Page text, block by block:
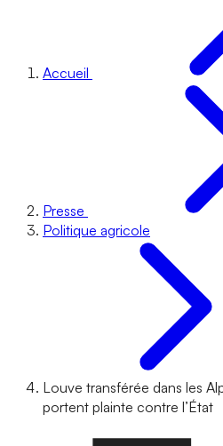
Accueil
Presse
Politique agricole
Louve transférée dans les
portent plainte contre l’État